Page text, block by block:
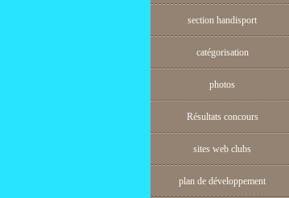
section handisport
catégorisation
photos
Résultats concours
sites web clubs
plan de développement